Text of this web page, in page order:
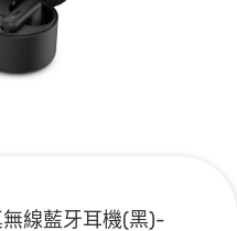
線藍牙耳機(黑)-